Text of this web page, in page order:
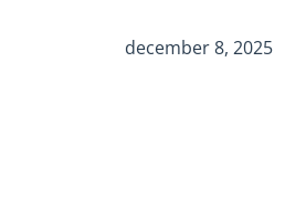
december 8, 2025